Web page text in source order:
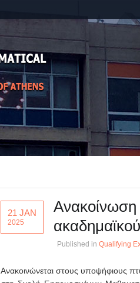
21 JAN
2025
Ανακοίνωση
Published in Qualifying
Ανακοινώνεται στους υποψήφιους